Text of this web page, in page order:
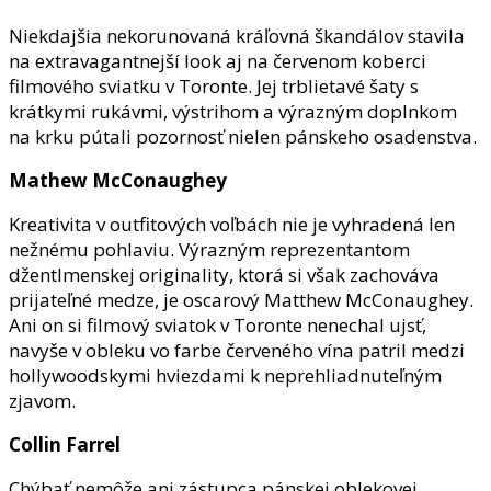
Niekdajšia nekorunovaná kráľovná škandálov stavila
na extravagantnejší look aj na červenom koberci
filmového sviatku v Toronte. Jej trblietavé šaty s
krátkymi rukávmi, výstrihom a výrazným doplnkom
na krku pútali pozornosť nielen pánskeho osadenstva.
Mathew McConaughey
Kreativita v outfitových voľbách nie je vyhradená len
nežnému pohlaviu. Výrazným reprezentantom
džentlmenskej originality, ktorá si však zachováva
prijateľné medze, je oscarový Matthew McConaughey.
Ani on si filmový sviatok v Toronte nenechal ujsť,
navyše v obleku vo farbe červeného vína patril medzi
hollywoodskymi hviezdami k neprehliadnuteľným
zjavom.
Collin Farrel